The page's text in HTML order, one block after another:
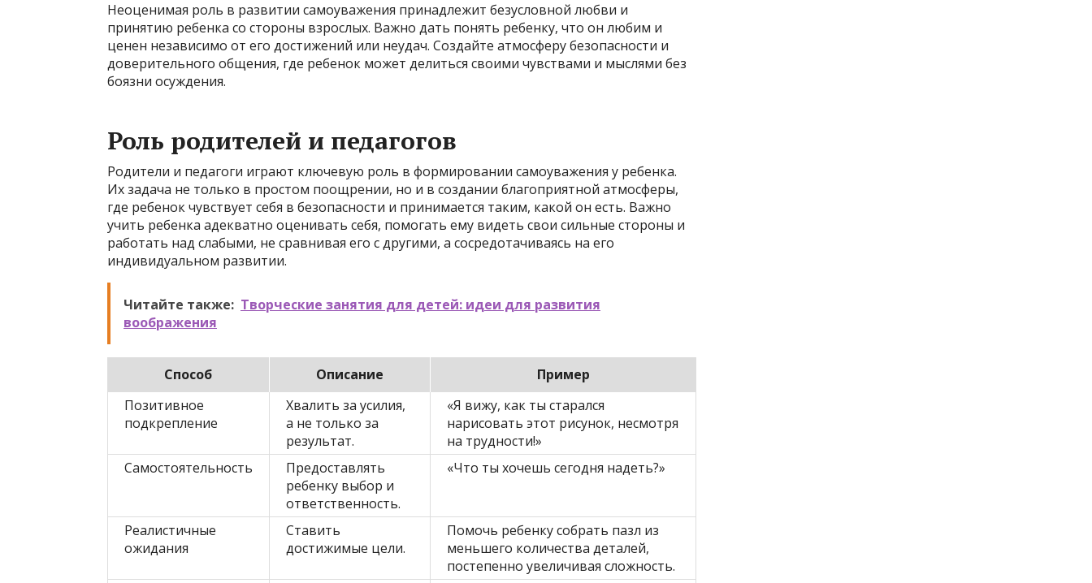
Неоценимая роль в развитии самоуважения принадлежит безусловной любви и
принятию ребенка со стороны взрослых. Важно дать понять ребенку, что он любим и
ценен независимо от его достижений или неудач. Создайте атмосферу безопасности и
доверительного общения, где ребенок может делиться своими чувствами и мыслями без
боязни осуждения.
Роль родителей и педагогов
Родители и педагоги играют ключевую роль в формировании самоуважения у ребенка.
Их задача не только в простом поощрении, но и в создании благоприятной атмосферы,
где ребенок чувствует себя в безопасности и принимается таким, какой он есть. Важно
учить ребенка адекватно оценивать себя, помогать ему видеть свои сильные стороны и
работать над слабыми, не сравнивая его с другими, а сосредотачиваясь на его
индивидуальном развитии.
Читайте также: Творческие занятия для детей: идеи для развития
воображения
Способ Описание
Пример
Позитивное
подкрепление
Хвалить за усилия,
а не только за
результат.
«Я вижу, как ты старался
нарисовать этот рисунок, несмотря
на трудности!»
Самостоятельность
Предоставлять
ребенку выбор и
ответственность.
«Что ты хочешь сегодня надеть?»
Реалистичные
ожидания
Ставить
достижимые цели.
Помочь ребенку собрать пазл из
меньшего количества деталей,
постепенно увеличивая сложность.